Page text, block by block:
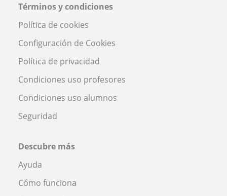
Términos y condiciones
Política de cookies
Configuración de Cookies
Política de privacidad
Condiciones uso profesores
Condiciones uso alumnos
Seguridad
Descubre más
Ayuda
Cómo funciona